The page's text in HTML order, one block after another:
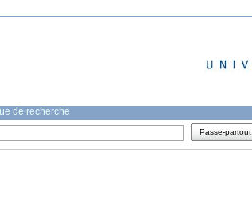
de recherche
Passe-partout